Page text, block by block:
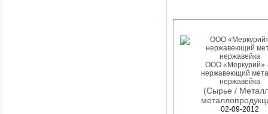
ООО
нержавеющий
нержавейка
(Сырье /
02-09-2012